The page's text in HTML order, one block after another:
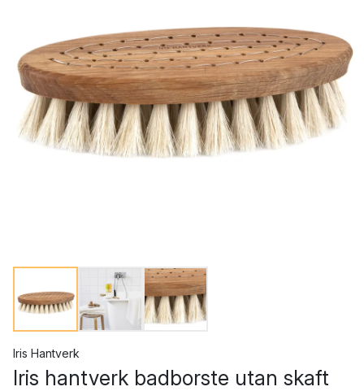
Iris Hantverk
Iris hantverk badborste utan skaft